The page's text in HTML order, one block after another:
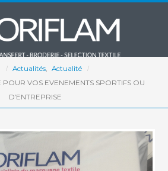
Actualités, Actualité
POUR VOS EVENEMENTS SPORTIFS OU
D’ENTREPRISE